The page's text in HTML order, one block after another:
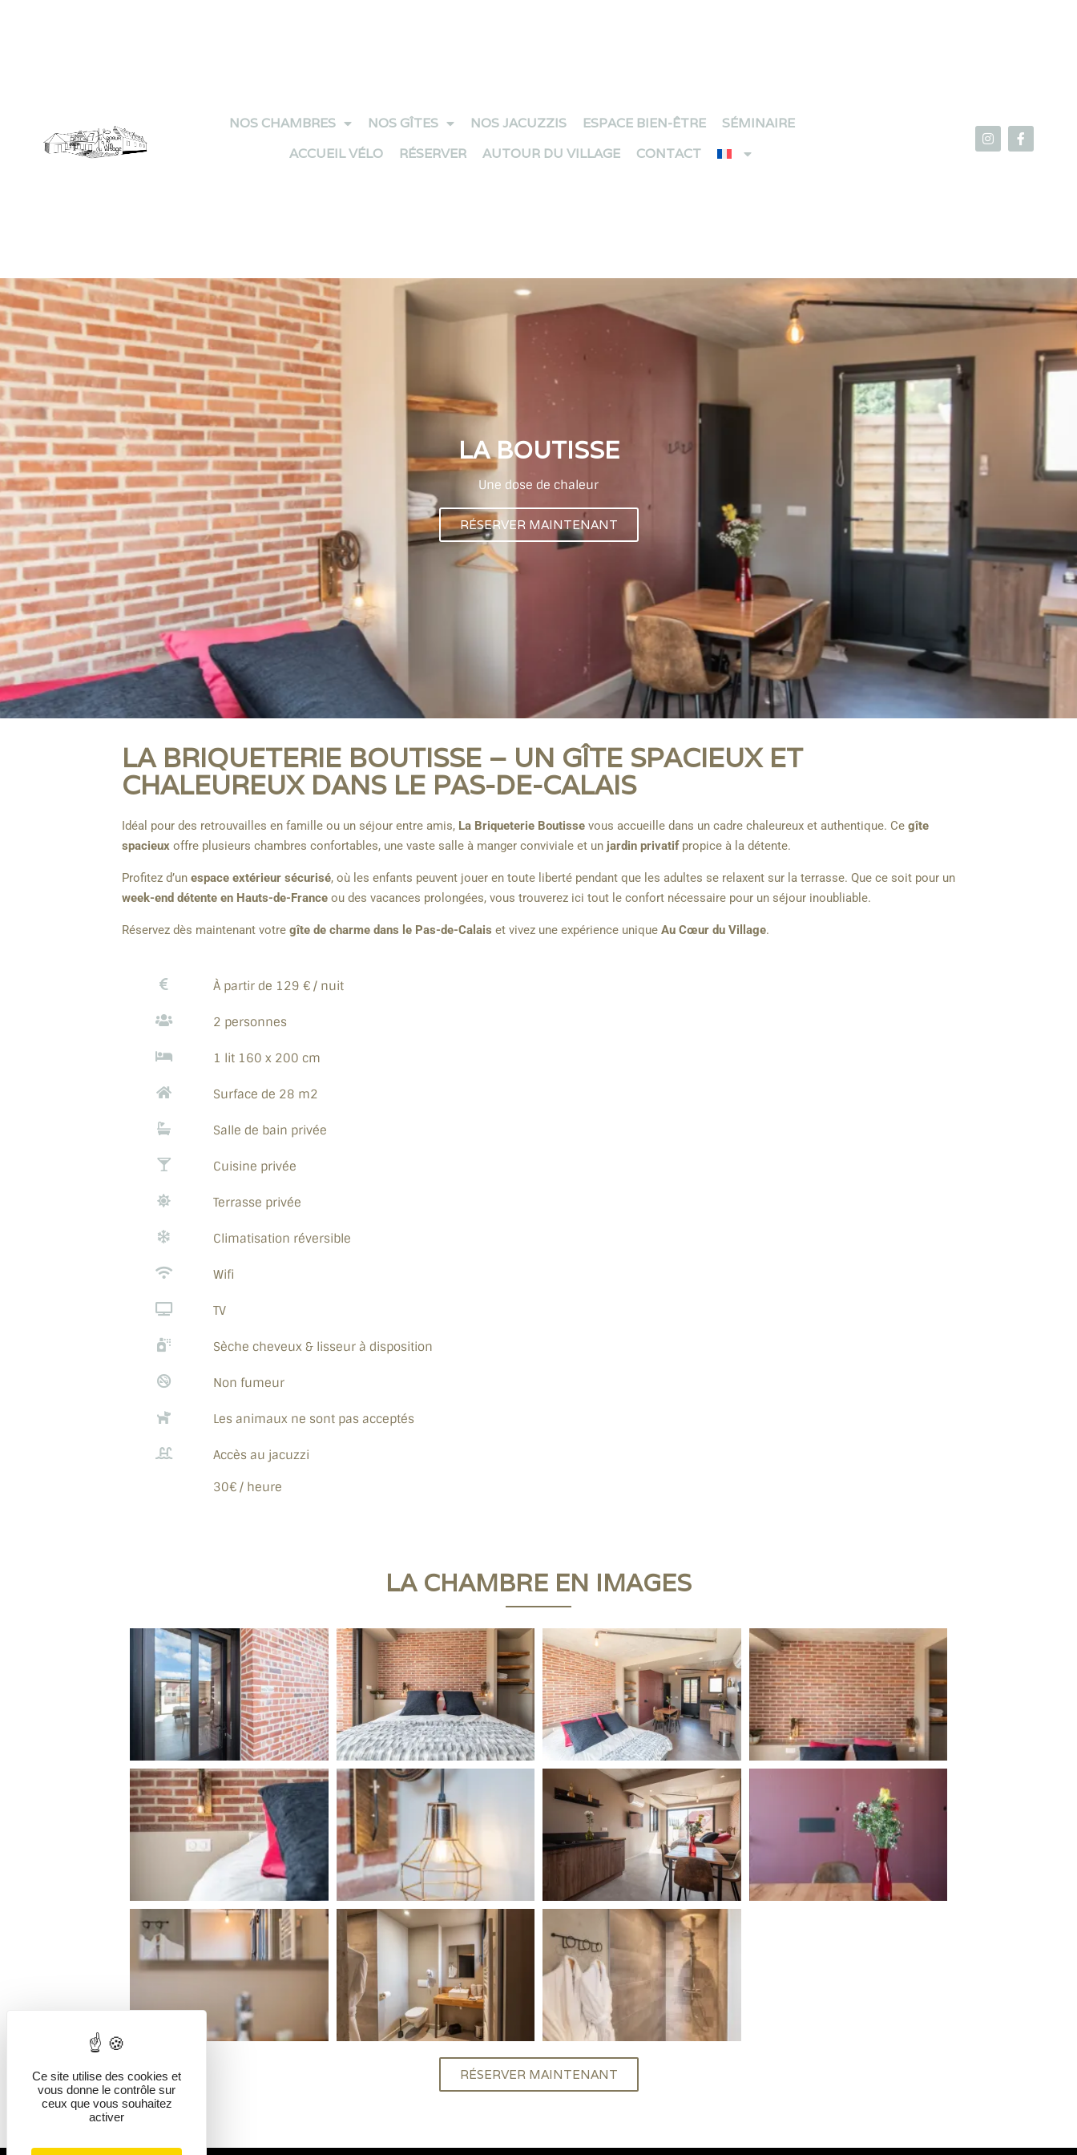
NOS CHAMBRES NOS GÎTES NOS JACUZZIS ESPACE BIEN-ÊTRE
SÉMINAIRE
ACCUEIL VÉLO
RÉSERVER AUTOUR DU VILLAGE CONTACT
LA BOUTISSE
Une dose de chaleur
RÉSERVER MAINTENANT
LA BRIQUETERIE BOUTISSE – UN GÎTE SPACIEUX ET
CHALEUREUX DANS LE PAS-DE-CALAIS
Idéal pour des retrouvailles en famille ou un séjour entre amis, La Briqueterie Boutisse vous accueille dans un cadre chaleureux et authentique. Ce gîte
spacieux offre plusieurs chambres confortables, une vaste salle à manger conviviale et un jardin privatifpropice à la détente.
Profitez d’un espace extérieur sécurisé, où les enfants peuvent jouer en toute liberté pendant que les adultes se relaxent sur la terrasse. Que ce soit pour un
week-end détente en Hauts-de-France ou des vacances prolongées, vous trouverez ici tout le confort nécessaire pour un séjour inoubliable.
Réservez dès maintenant votre gîte de charme dans le Pas-de-Calais et vivez une expérience unique Au Cœur du Village.
À partir de 129 € / nuit
2 personnes
1 lit 160 x 200 cm
Surface de 28 m2
Salle de bain privée
Cuisine privée
Terrasse privée
Climatisation réversible
Wifi
TV
Sèche cheveux & lisseur à disposition
Non fumeur
Les animaux ne sont pas acceptés
Accès au jacuzzi
30€ / heure
LA CHAMBRE EN IMAGES
RÉSERVER MAINTENANT
Ce site utilise des cookies et
vous donne le contrôle sur
ceux que vous souhaitez
activer